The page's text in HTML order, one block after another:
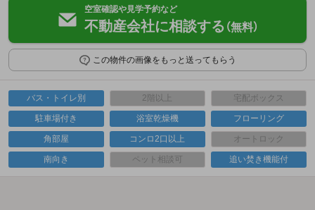
空室確認や見学予約など
不動産会社に相談する （無料）
この物件の画像をもっと送ってもらう
バス・トイレ別 2階以上 宅配ボックス
駐車場付き 浴室乾燥機 フローリング
角部屋 コンロ2口以上 オートロック
南向き ペット相談可 追い焚き機能付